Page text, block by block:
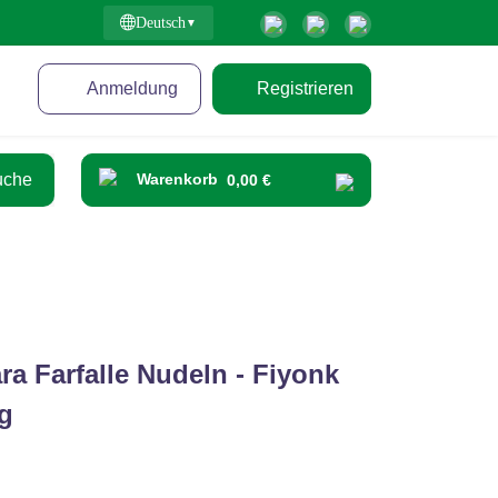
Deutsch
Registrieren
Anmeldung
Warenkorb 0,00 €
Farfalle Nudeln - Fiyonk